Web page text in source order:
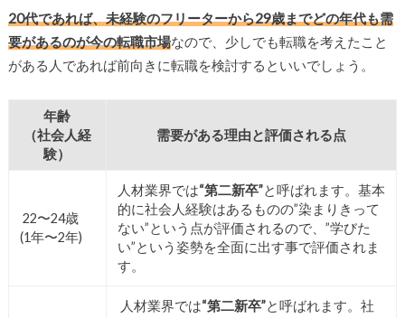
20代であれば、未経験のフリーターから29歳までどの年代も需
要があるのが今の転職市場なので、少しでも転職を考えたこと
がある人であれば前向きに転職を検討するといいでしょう。
年齢
（社会人経
験）
需要がある理由と評価される点
22〜24歳
(1年〜2年)
人材業界では“第二新卒”と呼ばれます。基本
的に社会人経験はあるものの”染まりきって
ない”という点が評価されるので、”学びた
い”という姿勢を全面に出す事で評価されま
す。
人材業界では“第二新卒”と呼ばれます。社